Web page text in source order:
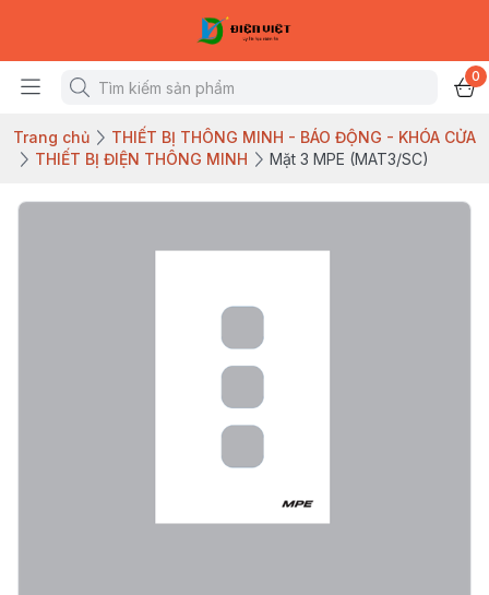
0
Trang chủ
THIẾT BỊ THÔNG MINH - BÁO ĐỘNG - KHÓA CỬA
THIẾT BỊ ĐIỆN THÔNG MINH
Mặt 3 MPE (MAT3/SC)